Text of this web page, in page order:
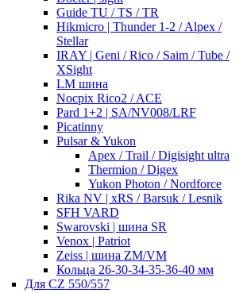
Guide TU / TS / TR
Hikmicro | Thunder 1-2 / Alpex /
Stellar
IRAY | Geni / Rico / Saim / Tube /
XSight
LM шина
Nocpix Rico2 / ACE
Pard 1+2 | SA/NV008/LRF
Picatinny
Pulsar & Yukon
Apex / Trail / Digisight ultra
Thermion / Digex
Yukon Photon / Nordforce
Rika NV | xRS / Barsuk / Lesnik
SFH VARD
Swarovski | шина SR
Venox | Patriot
Zeiss | шина ZM/VM
Кольца 26-30-34-35-36-40 мм
Для CZ 550/557